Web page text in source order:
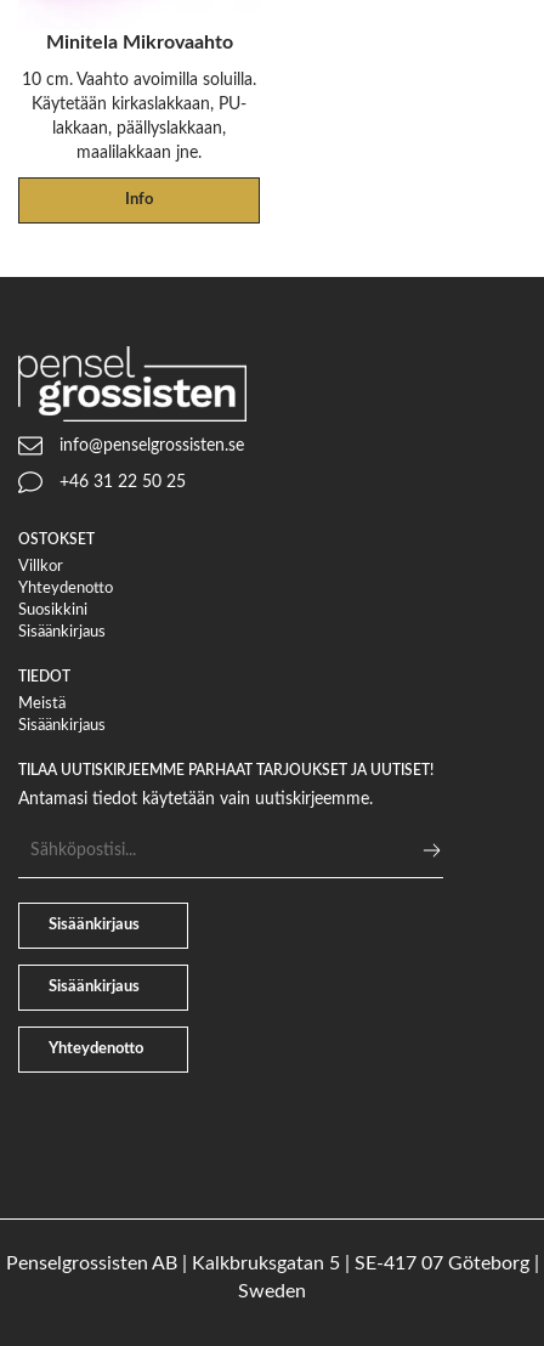
Minitela Mikrovaahto
10 cm. Vaahto avoimilla soluilla.
Käytetään kirkaslakkaan, PU-
lakkaan, päällyslakkaan,
maalilakkaan jne.
Info
info@penselgrossisten.se
+46 31 22 50 25
OSTOKSET
Villkor
Yhteydenotto
Suosikkini
Sisäänkirjaus
TIEDOT
Meistä
Sisäänkirjaus
TILAA UUTISKIRJEEMME PARHAAT TARJOUKSET JA UUTISET!
Antamasi tiedot käytetään vain uutiskirjeemme.
Yhteydenotto
Sisäänkirjaus
Sisäänkirjaus
Penselgrossisten AB | Kalkbruksgatan 5 | SE-417 07 Göteborg |
Sweden